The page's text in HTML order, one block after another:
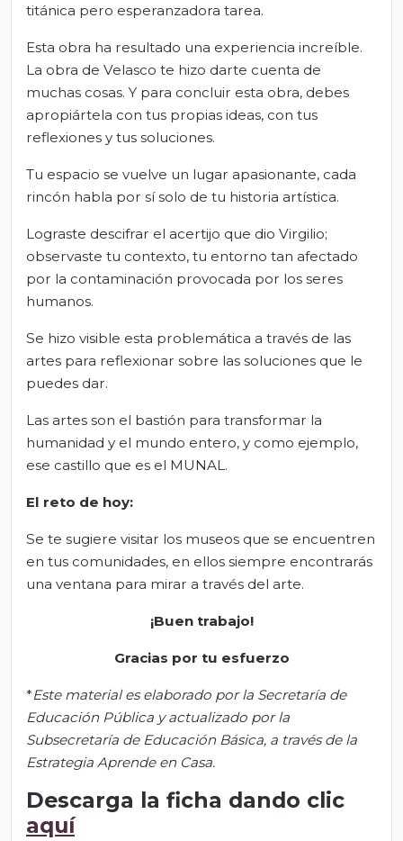
titánica pero esperanzadora tarea.
Esta obra ha resultado una experiencia increíble.
La obra de Velasco te hizo darte cuenta de
muchas cosas. Y para concluir esta obra, debes
apropiártela con tus propias ideas, con tus
reflexiones y tus soluciones.
Tu espacio se vuelve un lugar apasionante, cada
rincón habla por sí solo de tu historia artística.
Lograste descifrar el acertijo que dio Virgilio;
observaste tu contexto, tu entorno tan afectado
por la contaminación provocada por los seres
humanos.
Se hizo visible esta problemática a través de las
artes para reflexionar sobre las soluciones que le
puedes dar.
Las artes son el bastión para transformar la
humanidad y el mundo entero, y como ejemplo,
ese castillo que es el MUNAL.
El reto de hoy:
Se te sugiere visitar los museos que se encuentren
en tus comunidades, en ellos siempre encontrarás
una ventana para mirar a través del arte.
¡Buen trabajo!
Gracias por tu esfuerzo
*Este material es elaborado por la Secretaría de
Educación Pública y actualizado por la
Subsecretaría de Educación Básica, a través de la
Estrategia Aprende en Casa.
Descarga la ficha dando clic
aquí